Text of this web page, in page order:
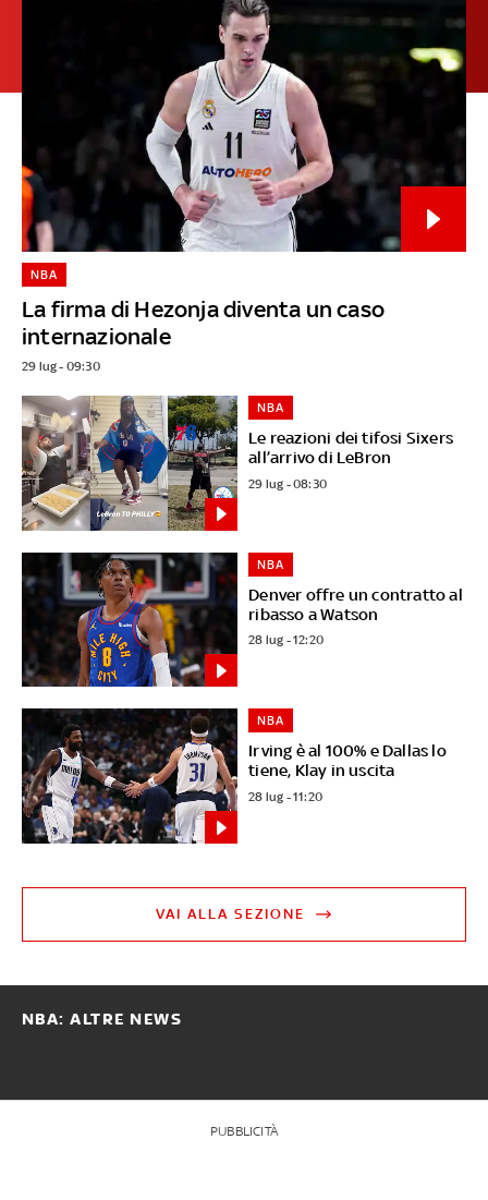
La firma di Hezonja diventa un caso
internazionale
NBA
29 lug - 09:30
Le reazioni dei tifosi Sixers
all’arrivo di LeBron
NBA
29 lug - 08:30
Denver offre un contratto al
ribasso a Watson
NBA
28 lug - 12:20
Irving è al 100% e Dallas lo
tiene, Klay in uscita
NBA
28 lug - 11:20
VAI ALLA SEZIONE
NBA: ALTRE NEWS
PUBBLICITÀ